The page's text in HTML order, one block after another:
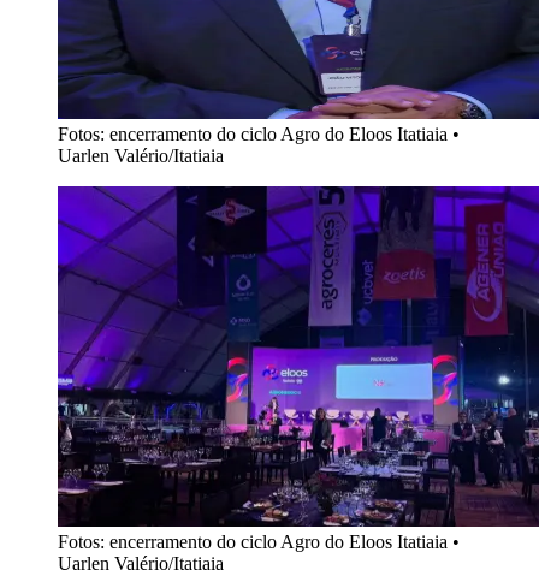
Fotos: encerramento do ciclo Agro do Eloos Itatiaia •
Uarlen Valério/Itatiaia
Fotos: encerramento do ciclo Agro do Eloos Itatiaia •
Uarlen Valério/Itatiaia